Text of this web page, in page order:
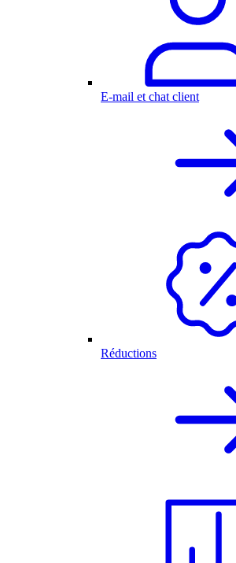
E-mail et chat client
Réductions